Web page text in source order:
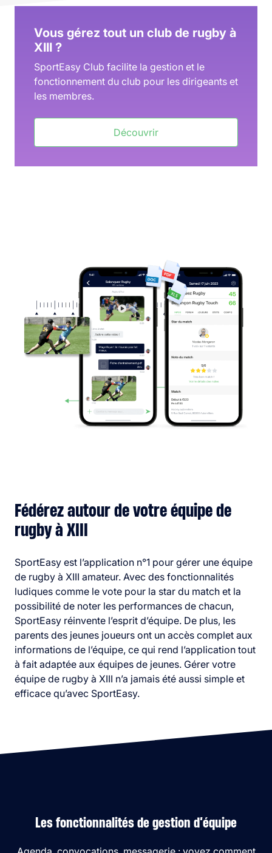
Vous gérez tout un club de rugby à
XIII ?
SportEasy Club facilite la gestion et le
fonctionnement du club pour les dirigeants et
les membres.
Découvrir
Fédérez autour de votre équipe de
rugby à XIII
SportEasy est l’application n°1 pour gérer une équipe
de rugby à XIII amateur. Avec des fonctionnalités
ludiques comme le vote pour la star du match et la
possibilité de noter les performances de chacun,
SportEasy réinvente l’esprit d’équipe. De plus, les
parents des jeunes joueurs ont un accès complet aux
informations de l’équipe, ce qui rend l’application tout
à fait adaptée aux équipes de jeunes. Gérer votre
équipe de rugby à XIII n’a jamais été aussi simple et
efficace qu’avec SportEasy.
Les fonctionnalités de gestion d’équipe